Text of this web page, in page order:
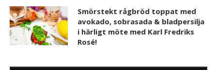
Smörstekt rågbröd toppat med
avokado, sobrasada & bladpersilja
i härligt möte med Karl Fredriks
Rosé!